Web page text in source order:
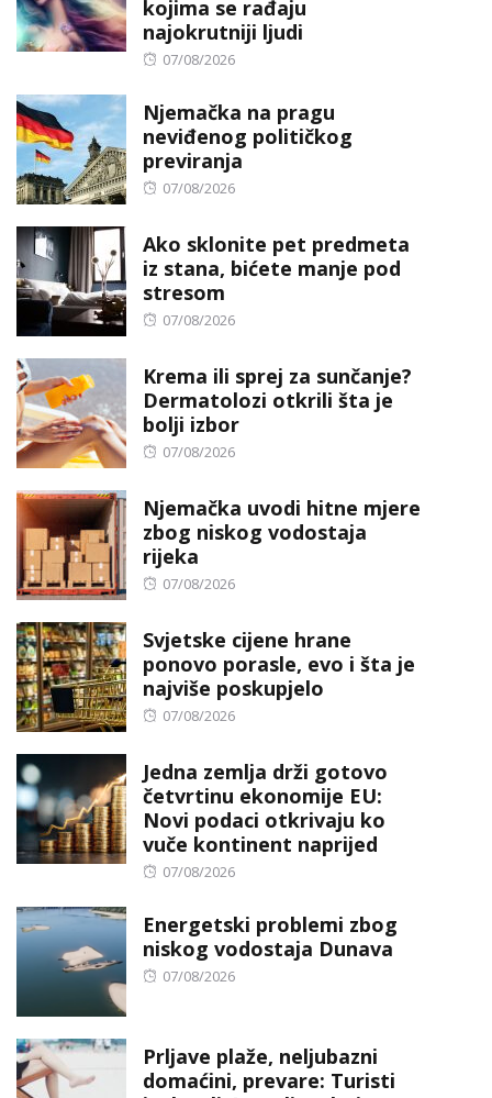
kojima se rađaju
najokrutniji ljudi
Posted
07/08/2026
Njemačka na pragu
neviđenog političkog
previranja
Posted
07/08/2026
Ako sklonite pet predmeta
iz stana, bićete manje pod
stresom
Posted
07/08/2026
Krema ili sprej za sunčanje?
Dermatolozi otkrili šta je
bolji izbor
Posted
07/08/2026
Njemačka uvodi hitne mjere
zbog niskog vodostaja
rijeka
Posted
07/08/2026
Svjetske cijene hrane
ponovo porasle, evo i šta je
najviše poskupjelo
Posted
07/08/2026
Jedna zemlja drži gotovo
četvrtinu ekonomije EU:
Novi podaci otkrivaju ko
vuče kontinent naprijed
Posted
07/08/2026
Energetski problemi zbog
niskog vodostaja Dunava
Posted
07/08/2026
Prljave plaže, neljubazni
domaćini, prevare: Turisti